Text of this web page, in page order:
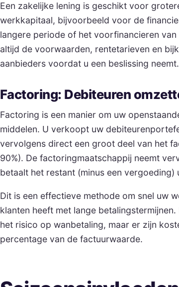
Een zakelijke lening is geschikt voor
werkkapitaal, bijvoorbeeld voor de
langere periode of het voorfinancieren
altijd de voorwaarden, rentetarieven en
aanbieders voordat u een beslissing neemt.
Factoring: Debiteuren
Factoring is een manier om uw
middelen. U verkoopt uw
vervolgens direct een groot deel van het
90%). De factoringmaatschappij neemt
betaalt het restant (minus een
Dit is een effectieve methode om snel uw
klanten heeft met lange
het risico op wanbetaling, maar er zijn
percentage van de factuurwaarde.